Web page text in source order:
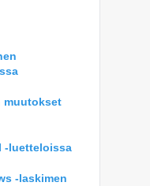
muutokset
-luetteloissa
-laskimen